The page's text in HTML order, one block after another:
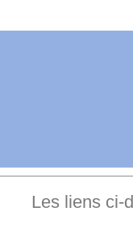
Les liens ci-